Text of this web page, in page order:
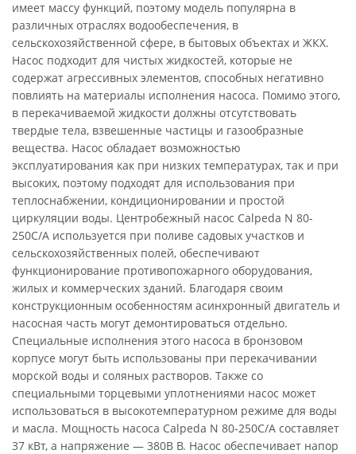
имеет массу функций, поэтому модель популярна в
различных отраслях водообеспечения, в
сельскохозяйственной сфере, в бытовых объектах и ЖКХ.
Насос подходит для чистых жидкостей, которые не
содержат агрессивных элементов, способных негативно
повлиять на материалы исполнения насоса. Помимо этого,
в перекачиваемой жидкости должны отсутствовать
твердые тела, взвешенные частицы и газообразные
вещества. Насос обладает возможностью
эксплуатирования как при низких температурах, так и при
высоких, поэтому подходят для использования при
теплоснабжении, кондиционировании и простой
циркуляции воды. Центробежный насос Calpeda N 80-
250C/A используется при поливе садовых участков и
сельскохозяйственных полей, обеспечивают
функционирование противопожарного оборудования,
жилых и коммерческих зданий. Благодаря своим
конструкционным особенностям асинхронный двигатель и
насосная часть могут демонтироваться отдельно.
Специальные исполнения этого насоса в бронзовом
корпусе могут быть использованы при перекачивании
морской воды и соляных растворов. Также со
специальными торцевыми уплотнениями насос может
использоваться в высокотемпературном режиме для воды
и масла. Мощность насоса Calpeda N 80-250C/A составляет
37 кВт, а напряжение — 380В В. Насос обеспечивает напор